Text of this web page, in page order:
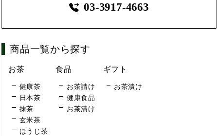
03-3917-4663
商品一覧から探す
お茶
健康茶
日本茶
抹茶
玄米茶
ほうじ茶
食品
お茶請け
健康食品
お茶漬け
ギフト
お茶漬け